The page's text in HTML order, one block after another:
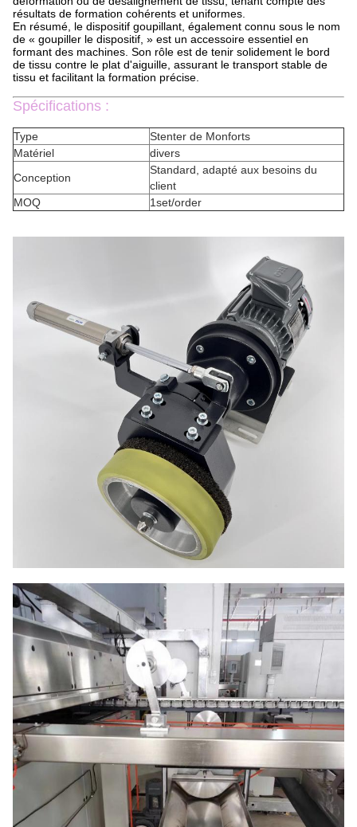
résultats de formation cohérents et uniformes.
En résumé, le dispositif goupillant, également connu sous le nom
de « goupiller le dispositif, » est un accessoire essentiel en
formant des machines. Son rôle est de tenir solidement le bord
de tissu contre le plat d'aiguille, assurant le transport stable de
tissu et facilitant la formation précise.
Spécifications :
Type
Stenter de Monforts
Matériel
divers
Conception
Standard, adapté aux besoins du
client
MOQ
1set/order